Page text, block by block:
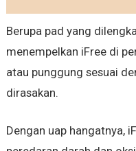
Berupa pad yang
menempelkan iFree di
atau punggung sesuai
dirasakan.
Dengan uap hangatnya,